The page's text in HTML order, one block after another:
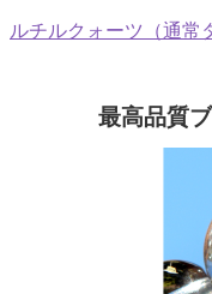
ルチルクォーツ（通常
最高品質